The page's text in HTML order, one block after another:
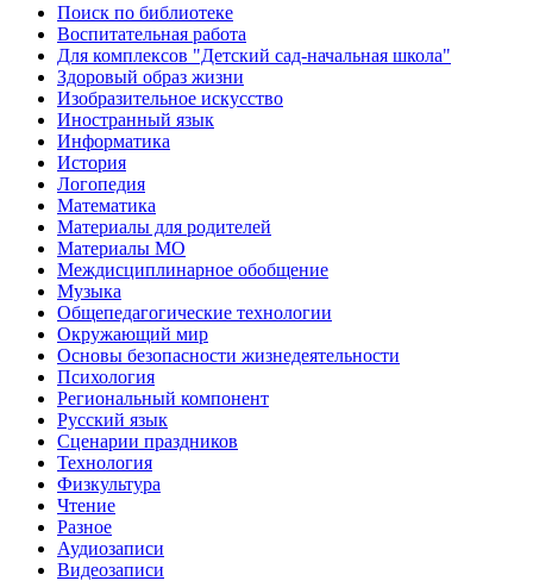
Поиск по библиотеке
Воспитательная работа
Для комплексов "Детский сад-начальная школа"
Здоровый образ жизни
Изобразительное искусство
Иностранный язык
Информатика
История
Логопедия
Математика
Материалы для родителей
Материалы МО
Междисциплинарное обобщение
Музыка
Общепедагогические технологии
Окружающий мир
Основы безопасности жизнедеятельности
Психология
Региональный компонент
Русский язык
Сценарии праздников
Технология
Физкультура
Чтение
Разное
Аудиозаписи
Видеозаписи